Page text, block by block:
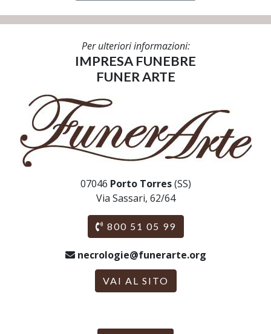
Per ulteriori informazioni:
IMPRESA FUNEBRE
FUNER ARTE
07046 Porto Torres(SS)
Via Sassari, 62/64
800 51 05 99
necrologie@funerarte.org
VAI AL SITO